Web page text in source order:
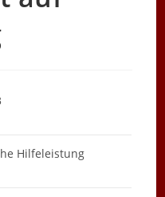
Hilfeleistung